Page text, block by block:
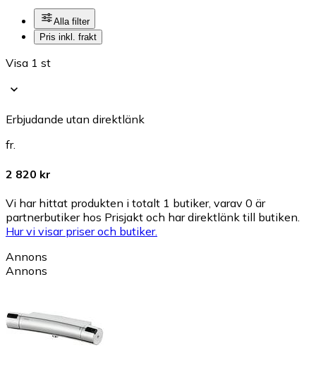
Alla filter
Pris inkl. frakt
Visa 1 st
Erbjudande utan direktlänk
fr.
2 820 kr
Vi har hittat produkten i totalt 1 butiker, varav 0 är
partnerbutiker hos Prisjakt och har direktlänk till butiken.
Hur vi visar priser och butiker.
Annons
Annons